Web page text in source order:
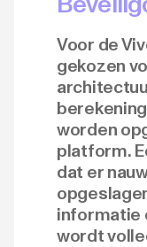
Voor de
gekozen
worden
platform.
dat er
informatie
wordt